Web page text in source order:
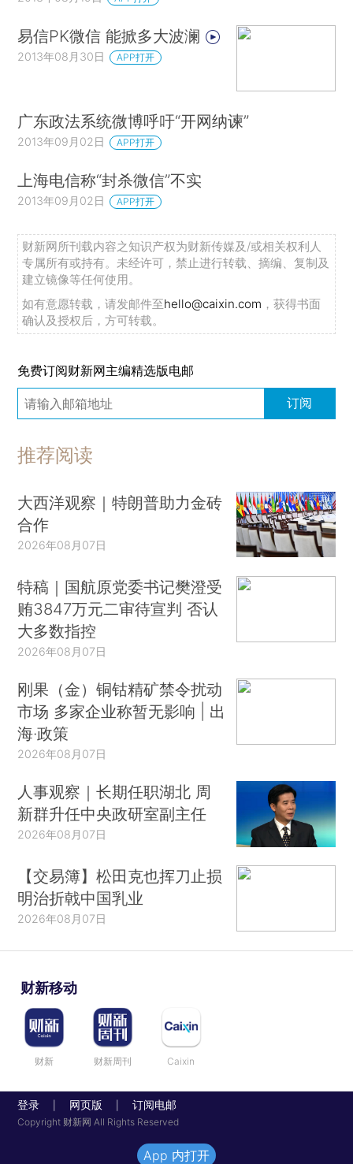
易信PK微信 能掀多大波澜
2013年08月30日 APP打开
广东政法系统微博呼吁“开网纳谏”
2013年09月02日 APP打开
上海电信称“封杀微信”不实
2013年09月02日 APP打开
财新网所刊载内容之知识产权为财新传媒及/或相关权利人
专属所有或持有。未经许可，禁止进行转载、摘编、复制及
建立镜像等任何使用。
如有意愿转载，请发邮件至hello@caixin.com ，获得书面
确认及授权后，方可转载。
免费订阅财新网主编精选版电邮
订阅
推荐阅读
大西洋观察｜特朗普助力金砖
合作
2026年08月07日
特稿｜国航原党委书记樊澄受
贿3847万元二审待宣判 否认
大多数指控
2026年08月07日
刚果（金）铜钴精矿禁令扰动
市场 多家企业称暂无影响 | 出
海·政策
2026年08月07日
人事观察｜长期任职湖北 周
新群升任中央政研室副主任
2026年08月07日
【交易簿】松田克也挥刀止损
明治折戟中国乳业
2026年08月07日
财新移动
财新 财新周刊 Caixin
登录 网页版 订阅电邮
Copyright 财新网 All Rights Reserved
App 内打开